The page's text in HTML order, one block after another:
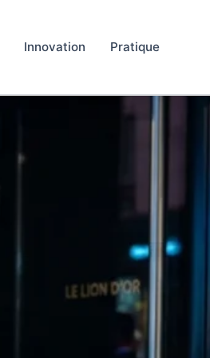
Innovation Pratique